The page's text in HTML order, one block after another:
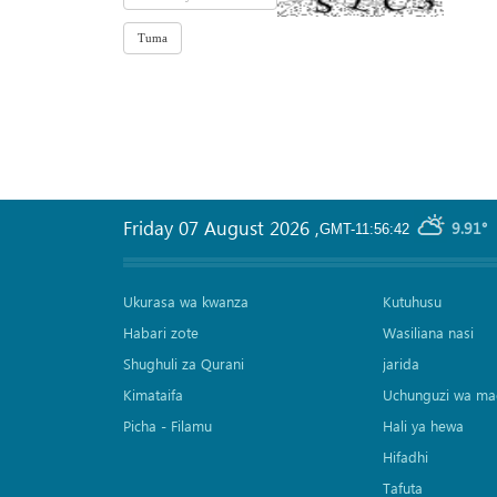
GMT-11:56:42 9.91°
Friday 07 August 2026 ,
Ukurasa wa kwanza
Habari zote
Shughuli za Qurani
Kimataifa
Picha‎ - Filamu‎
Kutuhusu
Wasiliana nasi
jarida
Uchunguzi wa
Hali ya hewa
Hifadhi
Tafuta